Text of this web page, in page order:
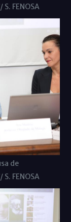
FENOSA
de
FENOSA